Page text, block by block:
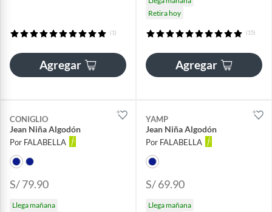
(1)
Agregar
Retira hoy
(15)
Agregar
CONIGLIO
Jean Niña Algodón
Por FALABELLA
S/ 79.90
Llega mañana
YAMP
Jean Niña Algodón
Por FALABELLA
S/ 69.90
Llega mañana